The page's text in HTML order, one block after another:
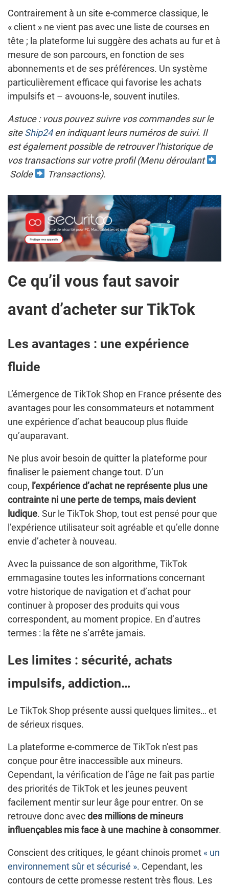
Contrairement à un site e-commerce classique, le
« client » ne vient pas avec une liste de courses en
tête ; la plateforme lui suggère des achats au fur et à
mesure de son parcours, en fonction de ses
abonnements et de ses préférences. Un système
particulièrement efficace qui favorise les achats
impulsifs et – avouons-le, souvent inutiles.
Astuce : vous pouvez suivre vos commandes sur le
siteShip24en indiquant leurs numéros de suivi. Il
est également possible de retrouver l’historique de
vos transactions sur votre profil (Menu déroulant
Solde
Transactions).
Ce qu’il vous faut savoir
avant d’acheter sur TikTok
Les avantages : une expérience
fluide
L’émergence de TikTok Shop en France présente des
avantages pour les consommateurs et notamment
une expérience d’achat beaucoup plus fluide
qu’auparavant.
Ne plus avoir besoin de quitter la plateforme pour
finaliser le paiement change tout. D’un
coup, l’expérience d’achat ne représente plus une
contrainte ni une perte de temps, mais devient
ludique. Sur le TikTok Shop, tout est pensé pour que
l’expérience utilisateur soit agréable et qu’elle donne
envie d’acheter à nouveau.
Avec la puissance de son algorithme, TikTok
emmagasine toutes les informations concernant
votre historique de navigation et d’achat pour
continuer à proposer des produits qui vous
correspondent, au moment propice. En d’autres
termes : la fête ne s’arrête jamais.
Les limites : sécurité, achats
impulsifs, addiction…
Le TikTok Shop présente aussi quelques limites… et
de sérieux risques.
La plateforme e-commerce de TikTok n’est pas
conçue pour être inaccessible aux mineurs.
Cependant, la vérification de l’âge ne fait pas partie
des priorités de TikTok et les jeunes peuvent
facilement mentir sur leur âge pour entrer. On se
retrouve donc avecdes millions de mineurs
influençables mis face à une machine à consommer.
Conscient des critiques, le géant chinois promet « un
environnement sûr et sécurisé ». Cependant, les
contours de cette promesse restent très flous. Les